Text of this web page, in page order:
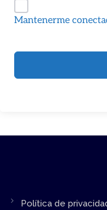
Mantenerme
Política de